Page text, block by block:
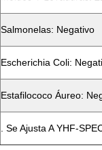
Salmonelas: Negativo
Escherichia Coli:
Estafilococo Áureo:
. Se Ajusta A YHF-